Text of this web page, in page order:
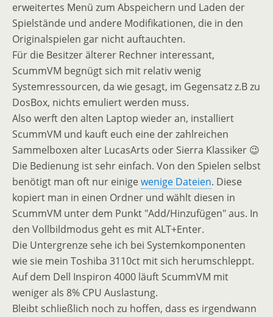
erweitertes Menü zum Abspeichern und Laden der
Spielstände und andere Modifikationen, die in den
Originalspielen gar nicht auftauchten.
Für die Besitzer älterer Rechner interessant,
ScummVM begnügt sich mit relativ wenig
Systemressourcen, da wie gesagt, im Gegensatz z.B zu
DosBox, nichts emuliert werden muss.
Also werft den alten Laptop wieder an, installiert
ScummVM und kauft euch eine der zahlreichen
Sammelboxen alter LucasArts oder Sierra Klassiker 😉
Die Bedienung ist sehr einfach. Von den Spielen selbst
benötigt man oft nur einigewenige Dateien. Diese
kopiert man in einen Ordner und wählt diesen in
ScummVM unter dem Punkt "Add/Hinzufügen" aus. In
den Vollbildmodus geht es mit ALT+Enter.
Die Untergrenze sehe ich bei Systemkomponenten
wie sie mein Toshiba 3110ct mit sich herumschleppt.
Auf dem Dell Inspiron 4000 läuft ScummVM mit
weniger als 8% CPU Auslastung.
Bleibt schließlich noch zu hoffen, dass es irgendwann